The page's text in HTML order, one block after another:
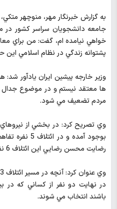
به گزارش خبرنگار مهر، منوچهر
جامعه دانشجويان سراسر كشور در
خواهي نيامده ام، گفت: من براي
پشتوانه زندگي در نظام اسلامي اين
وزير خارجه پيشين ايران يادآور
ها معتقد نيستم و در موضوع جدال
مردم تضعيف مي شود.
رضايت محسن رضايي اين ائتلاف 6 نفره شود.
در نهايت دو نفر از كساني كه در
باشند انتخاب مي شوند.